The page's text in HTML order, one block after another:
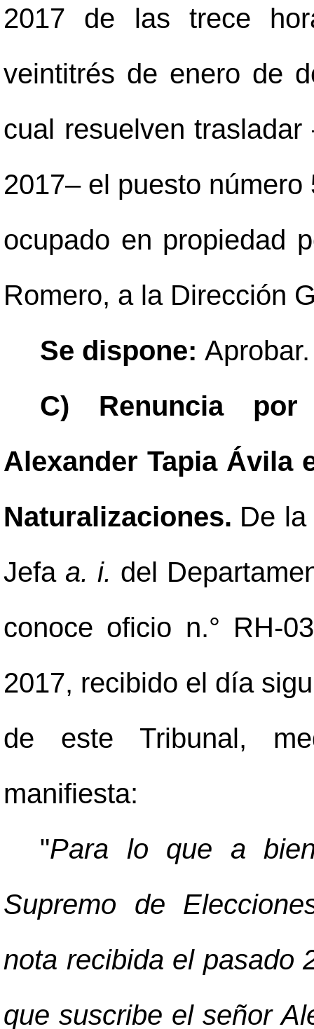
2017 de las trece
veintitrés de enero de
cual resuelven trasladar
2017–el puesto número
ocupado en propiedad
Romero, a la Dirección
Se dispone: Aprobar.
C) Renuncia
Alexander Tapia Ávila
Naturalizaciones. De
Jefa a. i. del
conoce oficio n.° RH-
2017, recibido el día
de este Tribunal,
manifiesta:
"Para lo que a
Supremo de
nota recibida el pasado
que suscribe el señor